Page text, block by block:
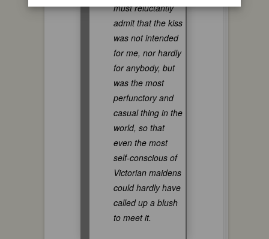
must reluctantly
admit that the kiss
was not intended
for me, nor hardly
for anybody, but
was the most
perfunctory and
casual thing in the
world, so that
even the most
self-conscious of
Victorian maidens
could hardly have
called up a blush
to meet it.